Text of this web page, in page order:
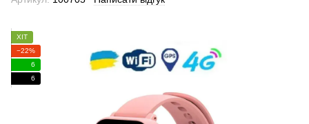
ХІТ
−22%
6
6